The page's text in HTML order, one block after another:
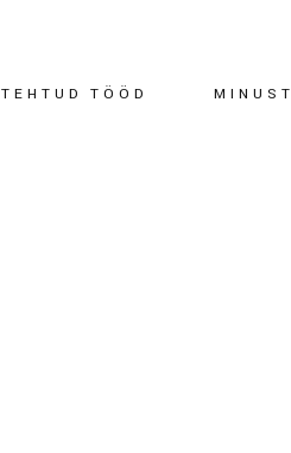
TEHTUD TÖÖD MINUST